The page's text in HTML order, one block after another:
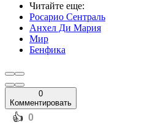
Читайте еще:
Росарио Сентраль
Анхел Ди Мария
Мир
Бенфика
0
Комментировать
️👍 0